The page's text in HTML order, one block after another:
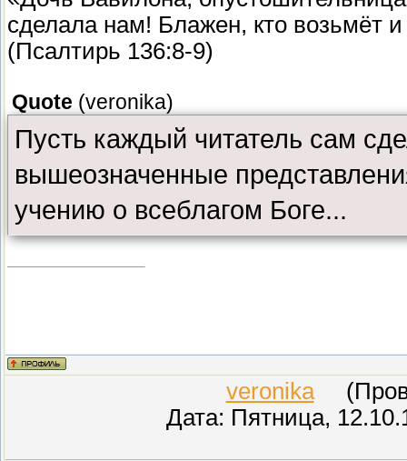
сделала нам! Блажен, кто возьмёт
(Псалтирь 136:8-9)
Quote (veronika)
Пусть каждый читатель сам
вышеозначенные
учению о всеблагом Боге...
veronika
Дата: Пятница,